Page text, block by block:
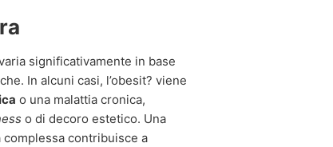
significativamente in base
In alcuni casi, l’obesit? viene
o una malattia cronica,
o di decoro estetico. Una
complessa contribuisce a